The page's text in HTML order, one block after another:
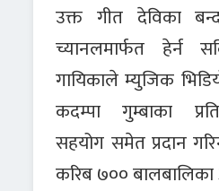
उक्त गीत देविका
च्यानलमार्फत हेर्न
गायिकाले म्युजिक
कदम्पा गुम्बाका
सहयोग समेत प्रदान
करिब ७००